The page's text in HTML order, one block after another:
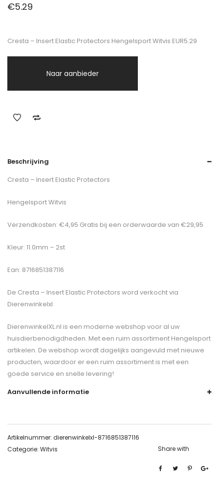
€5.29
Cresta – Insert Elastic Protectors Hengelsport Witvis EUR5.29
Naar aanbieder
Beschrijving
Cresta – Insert Elastic Protectors
Hengelsport Witvis
Verzendkosten: €4,95 Gratis bij een orderwaarde van €29,95
Kleur: 11.0mm – 2st
Ean: 8716851387116
De Cresta – Insert Elastic Protectors word verkocht via
Dierenwinkelxl
DierenwinkelXL.nl is een moderne webshop voor al uw
huisdierbenodigdheden. Met een ruim assortiment Hengelsport
artikelen. De webshop wordt dagelijks aangevuld met nieuwe
producten, waardoor er een ruim assortiment is met een
goede service en snelle levering!
Aanvullende informatie
Artikelnummer: dierenwinkelxl-8716851387116
Categorie: Witvis Share with